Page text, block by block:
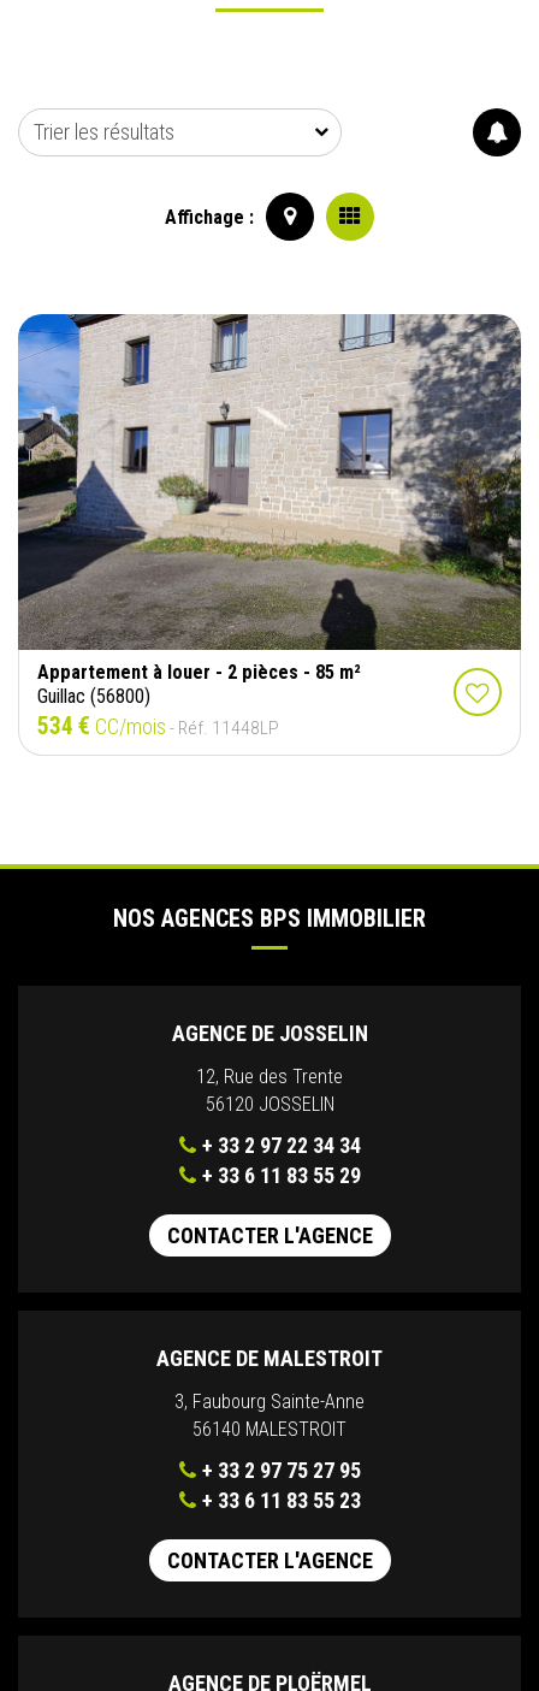
Trier les résultats
Affichage :
Appartement à louer - 2 pièces - 85 m²
Guillac (56800)
534 € CC/mois - Réf. 11448LP
NOS AGENCES BPS IMMOBILIER
AGENCE DE JOSSELIN
12, Rue des Trente
56120 JOSSELIN
+ 33 2 97 22 34 34
+ 33 6 11 83 55 29
CONTACTER L'AGENCE
AGENCE DE MALESTROIT
3, Faubourg Sainte-Anne
56140 MALESTROIT
+ 33 2 97 75 27 95
+ 33 6 11 83 55 23
CONTACTER L'AGENCE
AGENCE DE PLOËRMEL